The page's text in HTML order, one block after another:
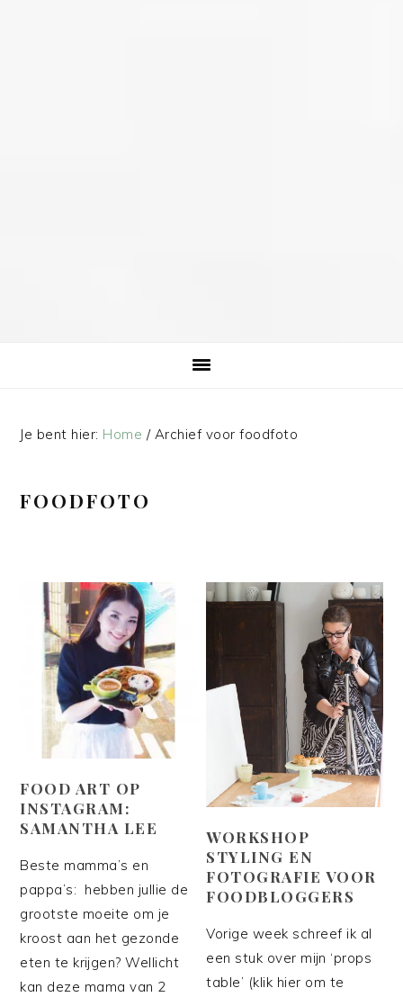
Je bent hier: Home /Archief voor foodfoto
FOODFOTO
FOOD ART OP
INSTAGRAM:
SAMANTHA LEE
Beste mamma’s en
pappa’s: hebben jullie de
grootste moeite om je
kroost aan het gezonde
eten te krijgen? Wellicht
kan deze mama van 2
WORKSHOP
STYLING EN
FOTOGRAFIE VOOR
FOODBLOGGERS
Vorige week schreef ik al
een stuk over mijn ‘props
table’ (klik hier om te